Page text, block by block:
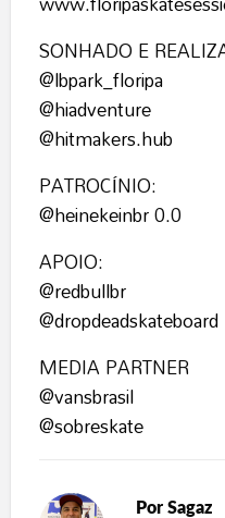
SONHADO E
@lbpark_floripa
@hiadventure
@hitmakers.hub
PATROCÍNIO:
@heinekeinbr0.0
APOIO:
@redbullbr
@dropdeadskateboard
MEDIA PARTNER
@vansbrasil
@sobreskate
Por Sagaz